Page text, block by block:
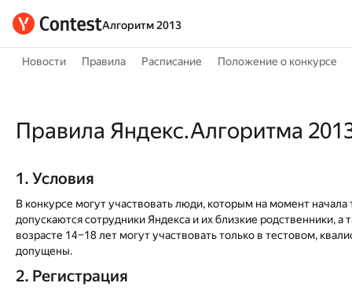
Алгоритм 2013
Новости Правила Расписание Положение о конкурсе
Правила Яндекс.Алгоритма
1. Условия
В конкурсе могут участвовать люди, которым на момент
допускаются сотрудники Яндекса и их близкие родственники,
возрасте 14–18 лет могут участвовать только в тестовом,
допущены.
2. Регистрация